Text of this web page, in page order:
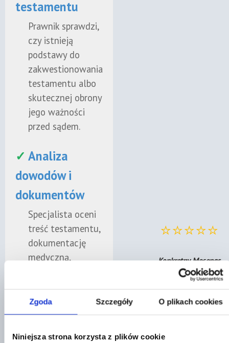
Zgoda Szczegóły O plikach cookies
Niniejsza strona korzysta z plików cookie
testamentu
Prawnik sprawdzi,
czy istnieją
podstawy do
zakwestionowania
testamentu albo
skutecznej obrony
jego ważności
przed sądem.
✓ Analiza
dowodów i
dokumentów
Specjalista oceni
treść testamentu,
dokumentację
medyczną,
dowody istotne
dla sprawy
⭐⭐⭐⭐⭐
„Konkretny Mecenas.
Polecam."